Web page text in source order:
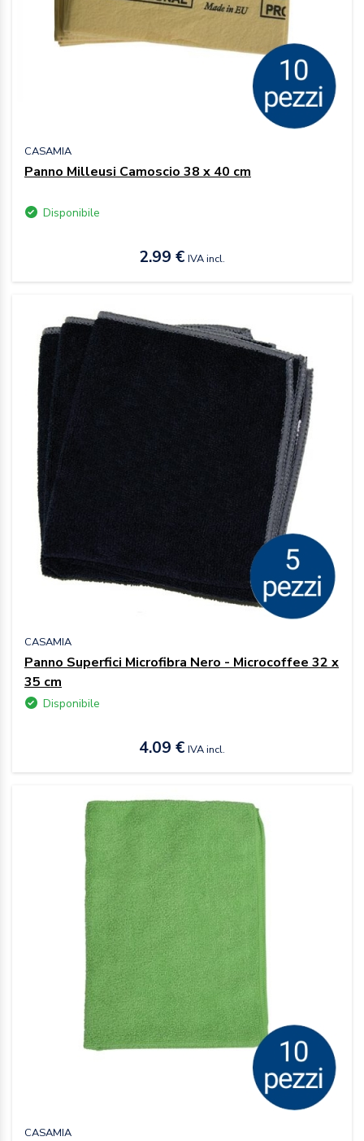
CASAMIA
Panno Milleusi Camoscio 38 x 40 cm
Disponibile
2.99 € IVA incl.
CASAMIA
Panno Superfici Microfibra Nero - Microcoffee 32 x
35 cm
Disponibile
4.09 € IVA incl.
CASAMIA